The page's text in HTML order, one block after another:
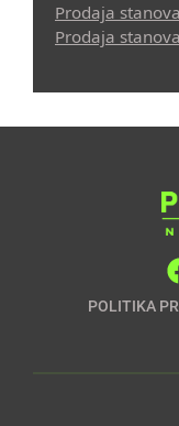
Prodaja
Prodaja
POLITIKA